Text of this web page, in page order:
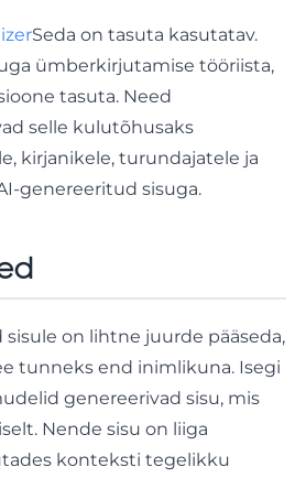
Seda on tasuta kasutatav.
ümberkirjutamise tööriista,
tasuta. Need
selle kulutõhusaks
kirjanikele, turundajatele ja
genereeritud sisuga.
on lihtne juurde pääseda,
tunneks end inimlikuna. Isegi
genereerivad sisu, mis
Nende sisu on liiga
konteksti tegelikku